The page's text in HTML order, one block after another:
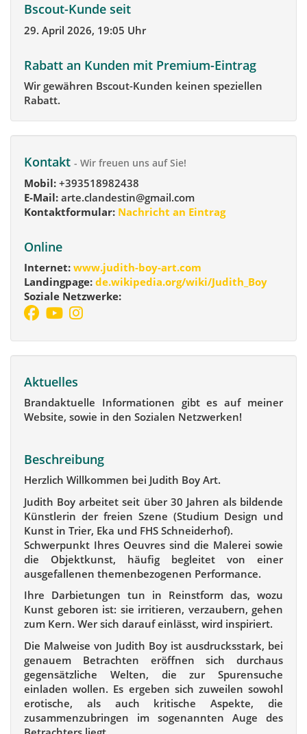
Bscout-Kunde seit
29. April 2026, 19:05 Uhr
Rabatt an Kunden mit Premium-Eintrag
Wir gewähren Bscout-Kunden keinen speziellen
Rabatt.
Kontakt - Wir freuen uns auf Sie!
Mobil: +393518982438
E-Mail: arte.clandestin@gmail.com
Kontaktformular: Nachricht an Eintrag
Online
Internet: www.judith-boy-art.com
Landingpage: de.wikipedia.org/wiki/Judith_Boy
Soziale Netzwerke:
Aktuelles
Brandaktuelle Informationen gibt es auf meiner
Website, sowie in den Sozialen Netzwerken!
Beschreibung
Herzlich Willkommen bei Judith Boy Art.
Judith Boy arbeitet seit über 30 Jahren als bildende
Künstlerin der freien Szene (Studium Design und
Kunst in Trier, Eka und FHS Schneiderhof).
Schwerpunkt Ihres Oeuvres sind die Malerei sowie
die Objektkunst, häufig begleitet von einer
ausgefallenen themenbezogenen Performance.
Ihre Darbietungen tun in Reinstform das, wozu
Kunst geboren ist: sie irritieren, verzaubern, gehen
zum Kern. Wer sich darauf einlässt, wird inspiriert.
Die Malweise von Judith Boy ist ausdrucksstark, bei
genauem Betrachten eröffnen sich durchaus
gegensätzliche Welten, die zur Spurensuche
einladen wollen. Es ergeben sich zuweilen sowohl
erotische, als auch kritische Aspekte, die
zusammenzubringen im sogenannten Auge des